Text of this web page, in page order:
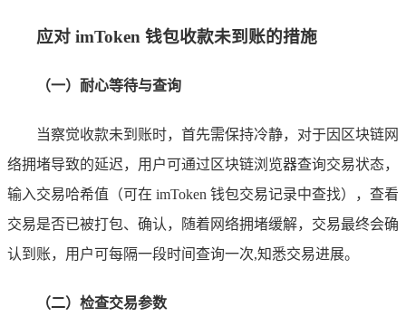
应对 imToken 钱包收款未到账的措施
（一）耐心等待与查询
当察觉收款未到账时，首先需保持冷静，对于因区块链网
络拥堵导致的延迟，用户可通过区块链浏览器查询交易状态，
输入交易哈希值（可在 imToken 钱包交易记录中查找），查看
交易是否已被打包、确认，随着网络拥堵缓解，交易最终会确
认到账，用户可每隔一段时间查询一次,知悉交易进展。
（二）检查交易参数